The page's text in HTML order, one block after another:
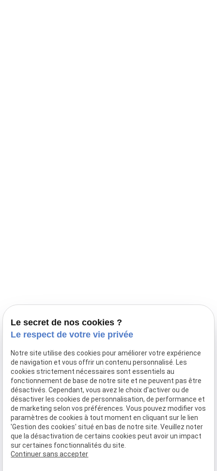
03 28 68 82 00
06 80 84 45 90
Adresse
10, chemin de Cassel
59470 BOLLEZEELE
Horaires
09:00 - 17:00
Lundi - Samedi
Le secret de nos cookies ?
Le respect de votre vie privée
Notre site utilise des cookies pour améliorer votre expérience
de navigation et vous offrir un contenu personnalisé. Les
cookies strictement nécessaires sont essentiels au
fonctionnement de base de notre site et ne peuvent pas être
désactivés. Cependant, vous avez le choix d'activer ou de
désactiver les cookies de personnalisation, de performance et
de marketing selon vos préférences. Vous pouvez modifier vos
paramètres de cookies à tout moment en cliquant sur le lien
'Gestion des cookies' situé en bas de notre site. Veuillez noter
que la désactivation de certains cookies peut avoir un impact
sur certaines fonctionnalités du site.
Continuer sans accepter